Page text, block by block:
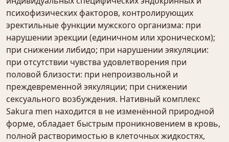
психофизических факторов, контролирующих
эректильные функции мужского организма: при
нарушении эрекции (единичном или хроническом);
при снижении либидо; при нарушении эякуляции:
при отсутствии чувства удовлетворения при
половой близости: при непроизвольной и
преждевременной эякуляции; при снижении
сексуального возбуждения. Нативный комплекс
Sakura men находится в не изменённой природной
форме, обладает быстрым проникновением в кровь,
полной растворимостью в клеточных жидкостях,